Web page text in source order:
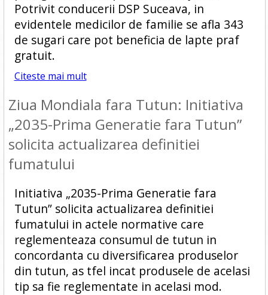
Potrivit conducerii DSP Suceava, in
evidentele medicilor de familie se afla 343
de sugari care pot beneficia de lapte praf
gratuit.
Citeste mai mult
Ziua Mondiala fara Tutun: Initiativa
„2035-Prima Generatie fara Tutun”
solicita actualizarea definitiei
fumatului
Initiativa „2035-Prima Generatie fara
Tutun” solicita actualizarea definitiei
fumatului in actele normative care
reglementeaza consumul de tutun in
concordanta cu diversificarea produselor
din tutun, as tfel incat produsele de acelasi
tip sa fie reglementate in acelasi mod.